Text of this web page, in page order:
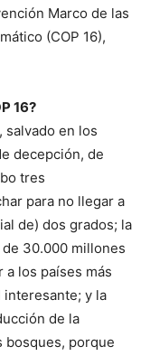
Marco de las
(COP 16),
16?
salvado en los
decepción, de
tres
para no llegar a
de) dos grados; la
30.000 millones
a los países más
y la
de la
bosques, porque